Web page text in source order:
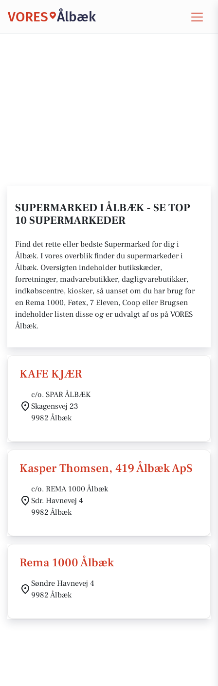
VORES Ålbæk
SUPERMARKED I ÅLBÆK - SE TOP
10 SUPERMARKEDER
Find det rette eller bedste Supermarked for dig i
Ålbæk. I vores overblik finder du supermarkeder i
Ålbæk. Oversigten indeholder butikskæder,
forretninger, madvarebutikker, dagligvarebutikker,
indkøbscentre, kiosker, så uanset om du har brug for
en Rema 1000, Føtex, 7 Eleven, Coop eller Brugsen
indeholder listen disse og er udvalgt af os på VORES
Ålbæk.
KAFE KJÆR
c/o. SPAR ÅLBÆK
Skagensvej 23
9982 Ålbæk
Kasper Thomsen, 419 Ålbæk ApS
c/o. REMA 1000 Ålbæk
Sdr. Havnevej 4
9982 Ålbæk
Rema 1000 Ålbæk
Søndre Havnevej 4
9982 Ålbæk